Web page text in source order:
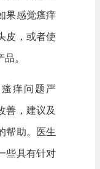
果感觉瘙痒
皮，或者使
。
痒问题严
善，建议及
帮助。医生
些具有针对